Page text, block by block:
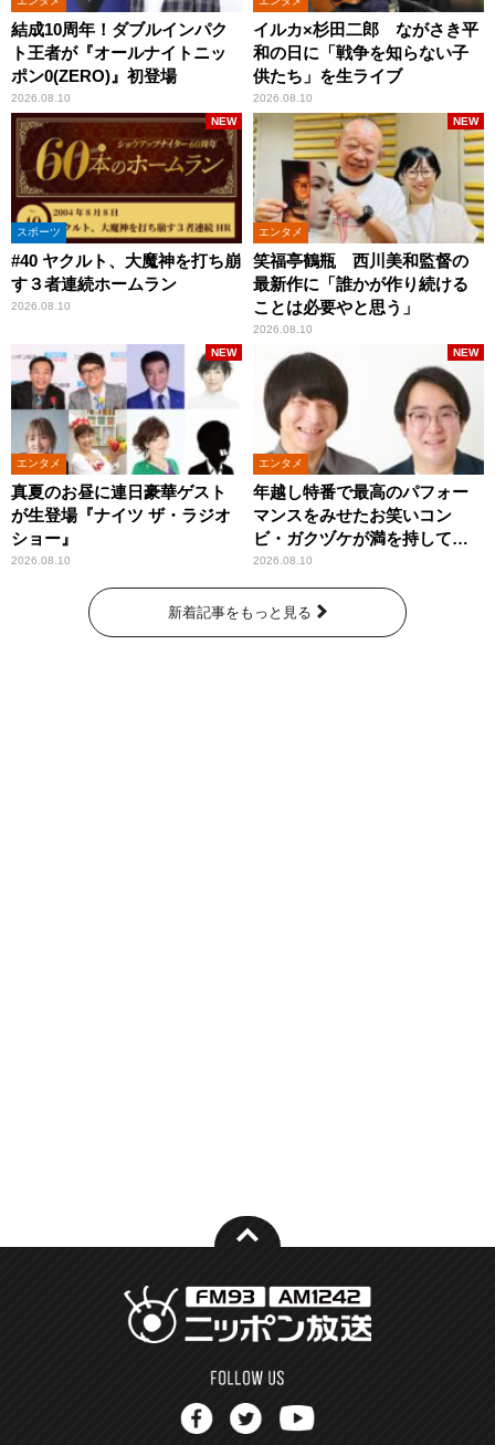
結成10周年！ダブルインパク
ト王者が『オールナイトニッ
ポン0(ZERO)』初登場
2026.08.10
イルカ×杉田二郎 ながさき平
和の日に「戦争を知らない子
供たち」を生ライブ
2026.08.10
スポーツ
#40 ヤクルト、大魔神を打ち崩
す３者連続ホームラン
2026.08.10
NEW
エンタメ
笑福亭鶴瓶 西川美和監督の
最新作に「誰かが作り続ける
ことは必要やと思う」
2026.08.10
NEW
エンタメ
真夏のお昼に連日豪華ゲスト
が生登場『ナイツ ザ・ラジオ
ショー』
2026.08.10
NEW
エンタメ
年越し特番で最高のパフォー
マンスをみせたお笑いコン
ビ・ガクヅケが満を持して
『オールナイトニッポン
0(ZERO)』に登場！
2026.08.10
NEW
新着記事をもっと見る